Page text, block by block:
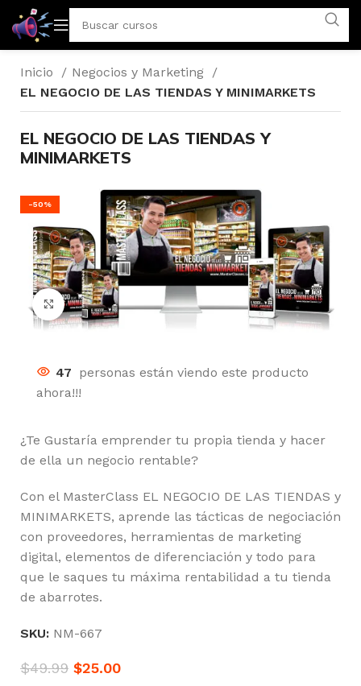
Inicio
Negocios y Marketing
EL NEGOCIO DE LAS TIENDAS Y MINIMARKETS
EL NEGOCIO DE LAS TIENDAS Y
MINIMARKETS
-50%
Click to enlarge
47 personas están viendo este producto
ahora!!!
¿Te Gustaría emprender tu propia tienda y hacer
de ella un negocio rentable?
Con el MasterClass EL NEGOCIO DE LAS TIENDAS y
MINIMARKETS, aprende las tácticas de negociación
con proveedores, herramientas de marketing
digital, elementos de diferenciación y todo para
que le saques tu máxima rentabilidad a tu tienda
de abarrotes.
SKU: NM-667
$49.99 $25.00